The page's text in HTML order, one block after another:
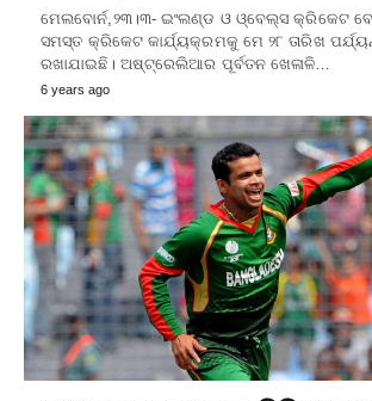
ମେଲବୋର୍ନ,୨୩।୩- ଇଂଲଣ୍ଡ ଓ ଓ୍ବେଲ୍ସ କ୍ରିକେଟ
ସମସ୍ତ କ୍ରିକେଟ କାର୍ଯ୍ୟକ୍ରମକୁ ମେ ୨୮ ତାରିଖ
ରଖାଯାଇଛି। ଅଷ୍ଟ୍ରେଲିଆର ପୂର୍ବତନ ଖେଳାଳି…
6 years ago